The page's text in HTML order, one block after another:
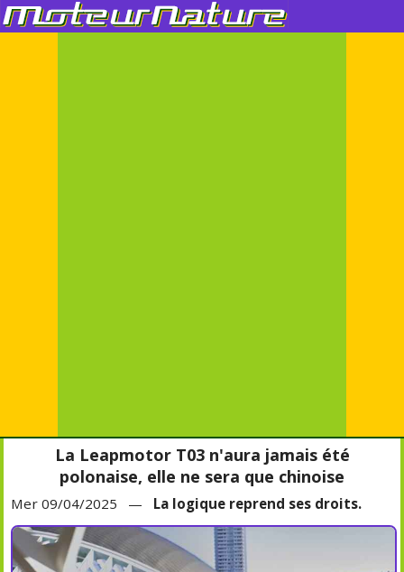
La Leapmotor T03 n'aura jamais été
polonaise, elle ne sera que chinoise
Mer 09/04/2025 — La logique reprend ses droits.